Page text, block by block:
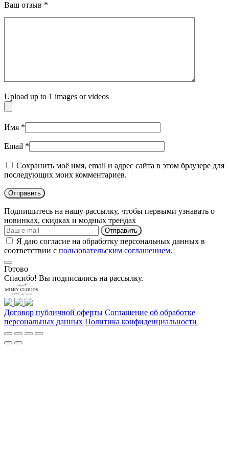
Ваш отзыв *
Upload up to 1 images or videos
Имя *
Email *
Сохранить моё имя, email и адрес сайта в этом браузере для
последующих моих комментариев.
Подпишитесь на нашу рассылку, чтобы первыми узнавать о
новинках, скидках и модных трендах
Отправить
Я даю согласие на обработку персональных данных в
соответствии с пользовательским соглашением.
Готово
Спасибо! Вы подписались на рассылку.
Договор публичной оферты Соглашение об обработке
персональных данных Политика конфиденциальности